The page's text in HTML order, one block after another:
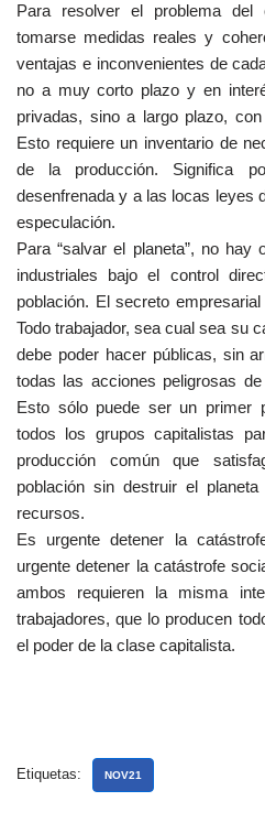
Para resolver el problema del
tomarse medidas reales y
ventajas e inconvenientes de
no a muy corto plazo y en
privadas, sino a largo plazo,
Esto requiere un inventario de
de la producción. Significa
desenfrenada y a las locas leyes
especulación.
Para “salvar el planeta”, no hay
industriales bajo el control
población. El secreto
Todo trabajador, sea cual sea su
debe poder hacer públicas, sin
todas las acciones peligrosas
Esto sólo puede ser un primer
todos los grupos capitalistas
producción común que
población sin destruir el
recursos.
Es urgente detener la
urgente detener la catástrofe
ambos requieren la misma
trabajadores, que lo producen
el poder de la clase capitalista.
Etiquetas: NOV21